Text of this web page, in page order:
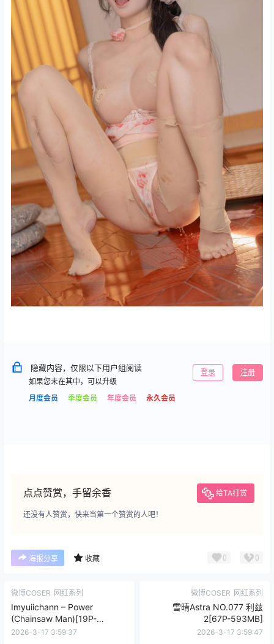
隐藏内容，仅限以下用户组阅读
如果您未在其中，可以升级
月度会员
季度会员 年度会员 永久会员
登录 注册
点点赞赏，手留余香 给TA打赏
还没有人赞赏，快来当第一个赞赏的人吧！
海报分享 收藏 0 0
微博COSER 网红系列
Imyuiichann – Power
(Chainsaw Man)[19P-
22MB]VIP
2026-3-17 3:59:37
微博COSER 网红系列
雪晴Astra NO.077 利兹
2[67P-593MB]
2026-3-17 3:59:47